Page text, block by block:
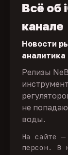
Всё об
канале
Новости
аналитика
Релизы
не
воды.
На сайте —
персон. В